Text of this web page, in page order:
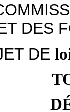
DES
DE